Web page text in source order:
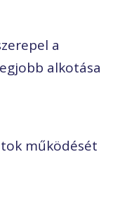
a
alkotása
működését